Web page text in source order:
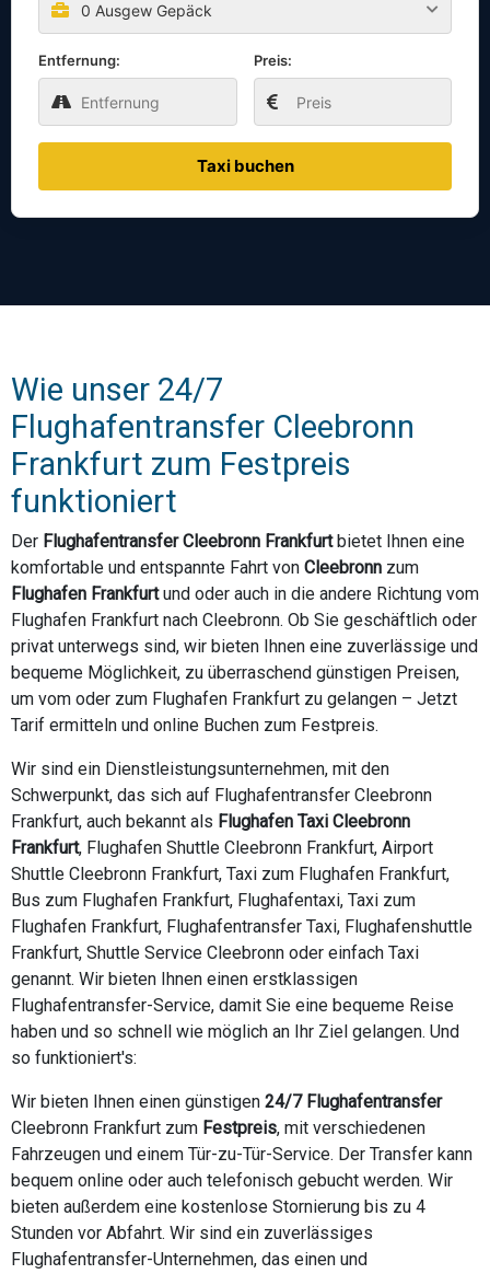
0 Ausgew Gepäck
Entfernung: Preis:
Taxi buchen
Wie unser 24/7
Flughafentransfer Cleebronn
Frankfurt zum Festpreis
funktioniert
Der Flughafentransfer Cleebronn Frankfurtbietet Ihnen eine
komfortable und entspannte Fahrt von Cleebronn zum
Flughafen Frankfurtund oder auch in die andere Richtung vom
Flughafen Frankfurt nach Cleebronn. Ob Sie geschäftlich oder
privat unterwegs sind, wir bieten Ihnen eine zuverlässige und
bequeme Möglichkeit, zu überraschend günstigen Preisen,
um vom oder zum Flughafen Frankfurt zu gelangen – Jetzt
Tarif ermitteln und online Buchen zum Festpreis.
Wir sind ein Dienstleistungsunternehmen, mit den
Schwerpunkt, das sich auf Flughafentransfer Cleebronn
Frankfurt, auch bekannt als Flughafen Taxi Cleebronn
Frankfurt, Flughafen Shuttle Cleebronn Frankfurt, Airport
Shuttle Cleebronn Frankfurt, Taxi zum Flughafen Frankfurt,
Bus zum Flughafen Frankfurt, Flughafentaxi, Taxi zum
Flughafen Frankfurt, Flughafentransfer Taxi, Flughafenshuttle
Frankfurt, Shuttle Service Cleebronn oder einfach Taxi
genannt. Wir bieten Ihnen einen erstklassigen
Flughafentransfer-Service, damit Sie eine bequeme Reise
haben und so schnell wie möglich an Ihr Ziel gelangen. Und
so funktioniert's:
Wir bieten Ihnen einen günstigen 24/7 Flughafentransfer
Cleebronn Frankfurt zum Festpreis, mit verschiedenen
Fahrzeugen und einem Tür-zu-Tür-Service. Der Transfer kann
bequem online oder auch telefonisch gebucht werden. Wir
bieten außerdem eine kostenlose Stornierung bis zu 4
Stunden vor Abfahrt. Wir sind ein zuverlässiges
Flughafentransfer-Unternehmen, das einen und